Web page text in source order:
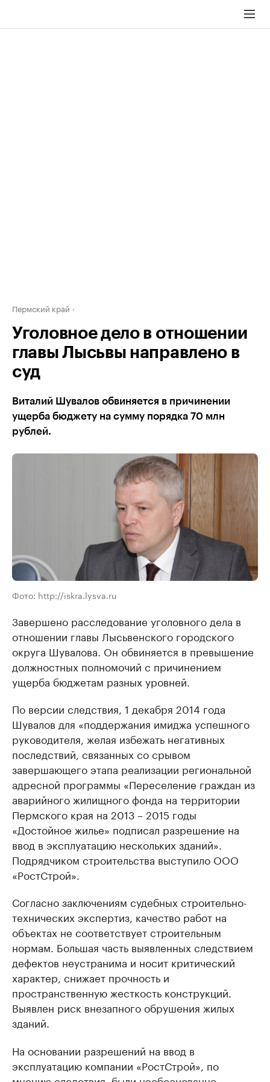
Пермский край
Уголовное дело в отношении
главы Лысьвы направлено в
суд
Виталий Шувалов обвиняется в причинении
ущерба бюджету на сумму порядка 70 млн
рублей.
Фото: http://iskra.lysva.ru
Завершено расследование уголовного дела в
отношении главы Лысьвенского городского
округа Шувалова. Он обвиняется в превышение
должностных полномочий с причинением
ущерба бюджетам разных уровней.
По версии следствия, 1 декабря 2014 года
Шувалов для «поддержания имиджа успешного
руководителя, желая избежать негативных
последствий, связанных со срывом
завершающего этапа реализации региональной
адресной программы «Переселение граждан из
аварийного жилищного фонда на территории
Пермского края на 2013 – 2015 годы
«Достойное жилье» подписал разрешение на
ввод в эксплуатацию нескольких зданий».
Подрядчиком строительства выступило ООО
«РостСтрой».
Согласно заключениям судебных строительно-
технических экспертиз, качество работ на
объектах не соответствует строительным
нормам. Большая часть выявленных следствием
дефектов неустранима и носит критический
характер, снижает прочность и
пространственную жесткость конструкций.
Выявлен риск внезапного обрушения жилых
зданий.
На основании разрешений на ввод в
эксплуатацию компании «РостСтрой», по